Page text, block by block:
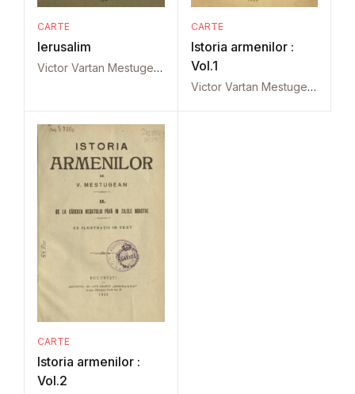
CARTE
Ierusalim
Victor Vartan Mestugean
CARTE
Istoria armenilor :
Vol.1
Victor Vartan Mestugean
CARTE
Istoria armenilor :
Vol.2